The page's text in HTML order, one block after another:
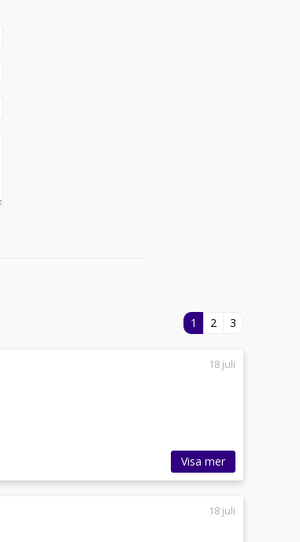
1 2 3
18 juli
Visa mer
18 juli